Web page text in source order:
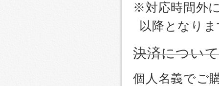
※対応時間外
以降となり
決済について
個人名義でご